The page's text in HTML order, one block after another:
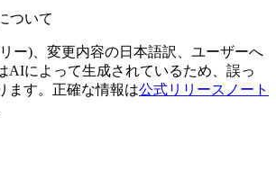
ついて
ー)、変更内容の日本語訳、ユーザーへ
AIによって生成されているため、誤っ
ます。正確な情報は公式リリースノート